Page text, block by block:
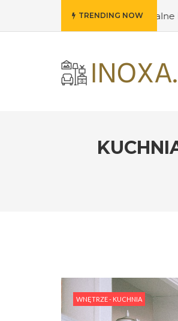
TRENDING NOW
na oryginalne kuchenne półki
WNĘTRZE - KUCHNIA